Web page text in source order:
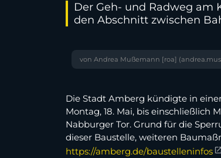
Der Geh- und Radweg
den Abschnitt zwischen
von Andrea Mußemann [roa]
Die Stadt Amberg kündigte in
Montag, 18. Mai, bis einschließlich
Nabburger Tor. Grund für die
dieser Baustelle, weiteren
https://amberg.de/baustelleninfos